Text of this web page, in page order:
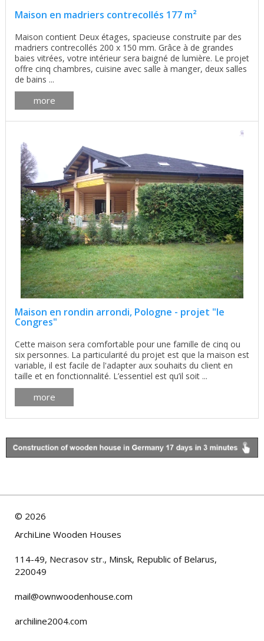
Maison en madriers contrecollés 177 m²
Maison contient Deux étages, spacieuse construite par des
madriers contrecollés 200 x 150 mm. Grâce à de grandes
baies vitrées, votre intérieur sera baigné de lumière. Le projet
offre cinq chambres, cuisine avec salle à manger, deux salles
de bains ...
more
Maison en rondin arrondi, Pologne - projet "le
Congres"
Cette maison sera comfortable pour une famille de cinq ou
six personnes. La particularité du projet est que la maison est
variable, il est facile de l'adapter aux souhaits du client en
taille et en fonctionnalité. L’essentiel est qu’il soit ...
more
© 2026
ArchiLine Wooden Houses
114-49, Necrasov str., Minsk, Republic of Belarus,
220049
mail@ownwoodenhouse.com
archiline2004.com